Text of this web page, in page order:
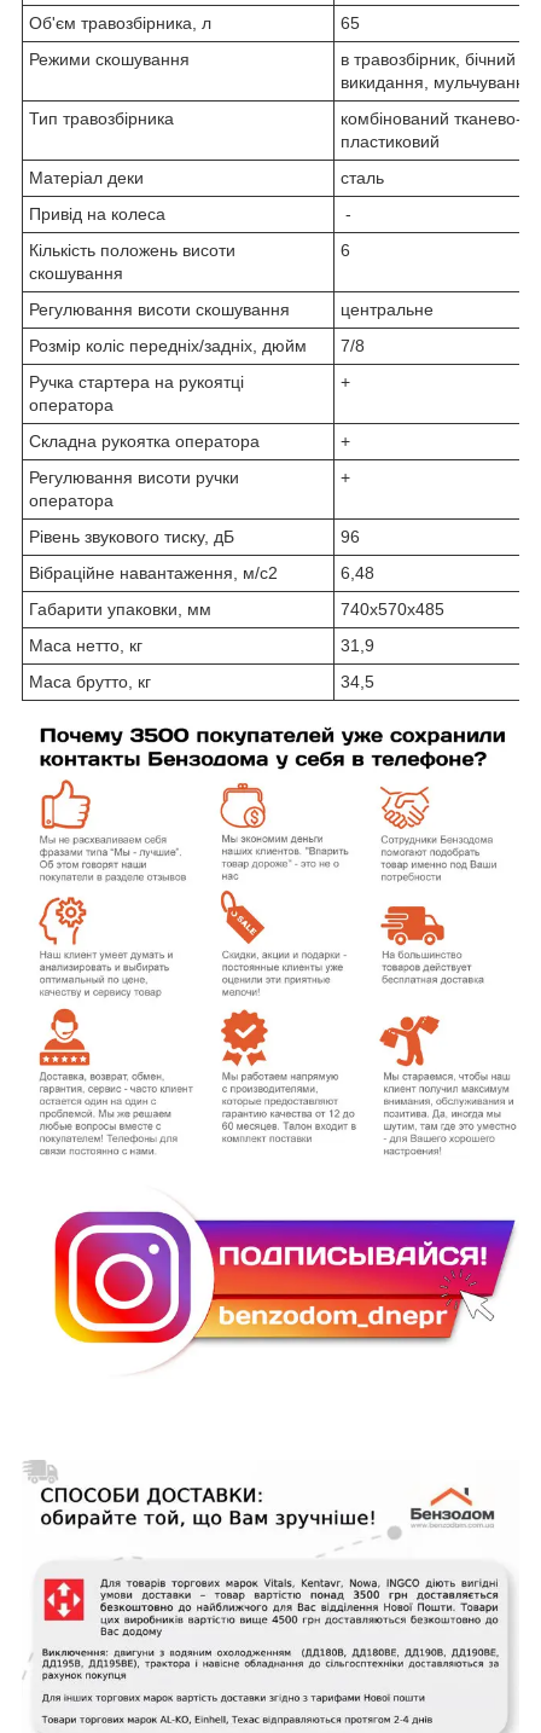
Об'єм травозбірника, л
65
Режими скошування
в травозбірник, бічний
викидання, мульчування
Тип травозбірника
комбінований тканево-
пластиковий
Матеріал деки
сталь
Привід на колеса
-
Кількість положень висоти
скошування
6
Регулювання висоти скошування
центральне
Розмір коліс передніх/задніх, дюйм
7/8
Ручка стартера на рукоятці
оператора
+
Складна рукоятка оператора
+
Регулювання висоти ручки
оператора
+
Рівень звукового тиску, дБ
96
Вібраційне навантаження, м/с2
6,48
Габарити упаковки, мм
740х570х485
Маса нетто, кг
31,9
Маса брутто, кг
34,5